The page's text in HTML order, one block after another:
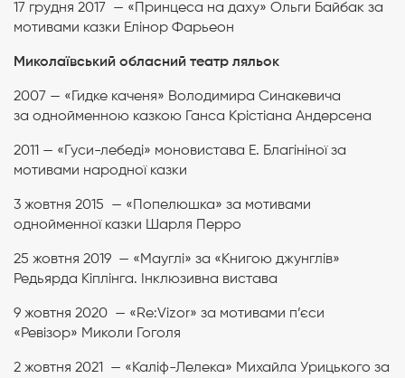
17 грудня 2017 — «Принцеса на даху» Ольги Байбак за
мотивами казки Елінор Фарьеон
Миколаївський обласний театр ляльок
2007 — «Гидке каченя» Володимира Синакевича
за однойменною казкою Ганса Крістіана Андерсена
2011 — «Гуси-лебеді» моновистава Е. Благініної за
мотивами народної казки
3 жовтня 2015 — «Попелюшка» за мотивами
однойменної казки Шарля Перро
25 жовтня 2019 — «Мауглі» за «Книгою джунглів»
Редьярда Кіплінга. Інклюзивна вистава
9 жовтня 2020 — «Re:Vizor» за мотивами п’єси
«Ревізор» Миколи Гоголя
2 жовтня 2021 — «Каліф-Лелека» Михайла Урицького за